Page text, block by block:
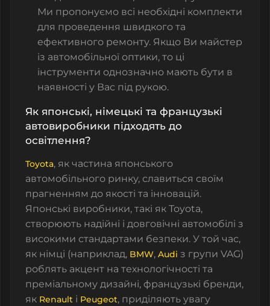
Ми пропонуємо всі необхідні комплекти
для проведення швидкого та
ефективного ремонту. Якщо Ви майстер
із автомобільної оптики, то ці
інструменти однозначно мають бути в
наявності у Вас під рукою.
Як японські, німецькі та французькі
автовиробники підходять до
освітлення?
Toyota, як частина японського
автомобільного ринку, славиться своїм
прагненням до якості та інновацій.
Японські виробники, такі як Toyota,
створюють надійні і довговічні автомобілі з
високими стандартами безпеки. У той час,
як німці (наприклад, BMW, Audi з групи VAG)
роблять акцент на технологічності та
преміальному дизайні, французькі бренди,
як Renault і Peugeot, приділяють увагу